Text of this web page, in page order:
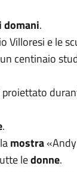
domani.
Villoresi e le
centinaio
.
mostra«Andy
ledonne.